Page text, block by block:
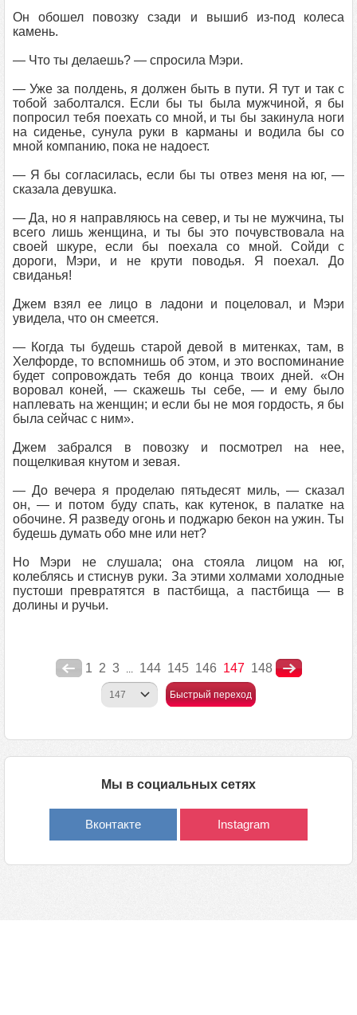
Он обошел повозку сзади и вышиб из-под колеса
камень.
— Что ты делаешь? — спросила Мэри.
— Уже за полдень, я должен быть в пути. Я тут и так с
тобой заболтался. Если бы ты была мужчиной, я бы
попросил тебя поехать со мной, и ты бы закинула ноги
на сиденье, сунула руки в карманы и водила бы со
мной компанию, пока не надоест.
— Я бы согласилась, если бы ты отвез меня на юг, —
сказала девушка.
— Да, но я направляюсь на север, и ты не мужчина, ты
всего лишь женщина, и ты бы это почувствовала на
своей шкуре, если бы поехала со мной. Сойди с
дороги, Мэри, и не крути поводья. Я поехал. До
свиданья!
Джем взял ее лицо в ладони и поцеловал, и Мэри
увидела, что он смеется.
— Когда ты будешь старой девой в митенках, там, в
Хелфорде, то вспомнишь об этом, и это воспоминание
будет сопровождать тебя до конца твоих дней. «Он
воровал коней, — скажешь ты себе, — и ему было
наплевать на женщин; и если бы не моя гордость, я бы
была сейчас с ним».
Джем забрался в повозку и посмотрел на нее,
пощелкивая кнутом и зевая.
— До вечера я проделаю пятьдесят миль, — сказал
он, — и потом буду спать, как кутенок, в палатке на
обочине. Я разведу огонь и поджарю бекон на ужин. Ты
будешь думать обо мне или нет?
Но Мэри не слушала; она стояла лицом на юг,
колеблясь и стиснув руки. За этими холмами холодные
пустоши превратятся в пастбища, а пастбища — в
долины и ручьи.
1 2 3 ... 144 145 146 147 148
Быстрый переход
Мы в социальных сетях
Вконтакте Instagram